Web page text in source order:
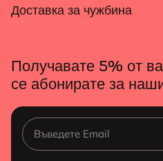
Доставка за чужбина
Получавате 5% от
се абонирате за